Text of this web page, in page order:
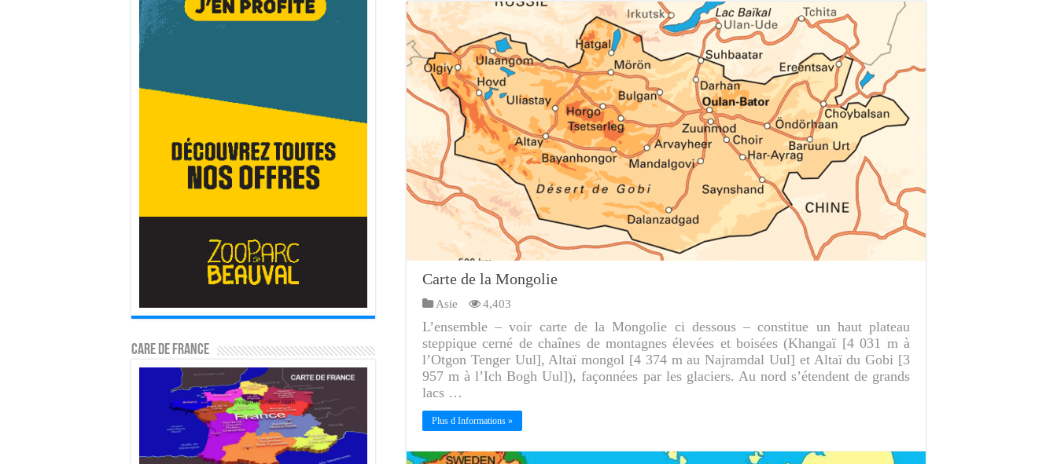
Carte de la Mongolie
Asie 4,403
L’ensemble – voir carte de la Mongolie ci dessous – constitue un haut plateau
steppique cerné de chaînes de montagnes élevées et boisées (Khangaï [4 031 m à
l’Otgon Tenger Uul], Altaï mongol [4 374 m au Najramdal Uul] et Altaï du Gobi [3
957 m à l’Ich Bogh Uul]), façonnées par les glaciers. Au nord s’étendent de grands
lacs …
Plus d Informations »
CARE DE FRANCE